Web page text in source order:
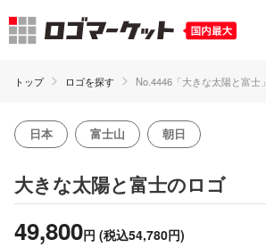
トップ ロゴを探す No.4446「大きな太陽と富士」
日本 富士山 朝日
大きな太陽と富士のロゴ
49,800円 (税込54,780円)